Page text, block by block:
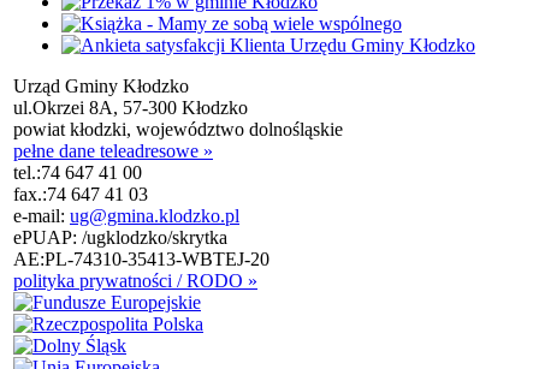
Urząd Gminy Kłodzko
ul.Okrzei 8A, 57-300 Kłodzko
powiat kłodzki, województwo dolnośląskie
pełne dane teleadresowe »
tel.:74 647 41 00
fax.:74 647 41 03
e-mail: ug@gmina.klodzko.pl
ePUAP: /ugklodzko/skrytka
AE:PL-74310-35413-WBTEJ-20
polityka prywatności / RODO »